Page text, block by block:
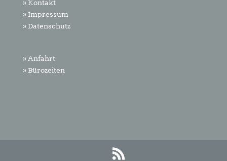
» Kontakt
» Impressum
» Datenschutz
» Anfahrt
» Bürozeiten